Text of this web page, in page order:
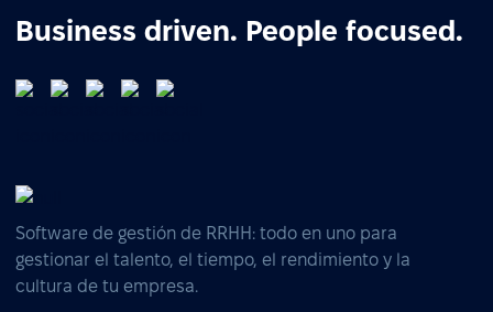
Business driven. People focused.
Software de gestión de RRHH: todo en uno para
gestionar el talento, el tiempo, el rendimiento y la
cultura de tu empresa.